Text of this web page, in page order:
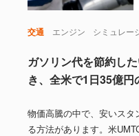
交通 エンジン シミュレー
ガソリン代を節約し
き、全米で1日35億円
物価高騰の中で、安いスタ
る方法があります。米